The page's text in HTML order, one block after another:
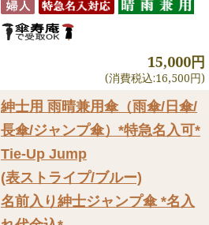
15,000円
(消費税込:16,500円)
紳士用 雨晴兼用傘（雨傘/日傘/
長傘/ジャンプ傘） *特急名入可*
Tie-Up Jump
(表ストライプ/ブルー)
名前入り紳士ジャンプ傘 *名入